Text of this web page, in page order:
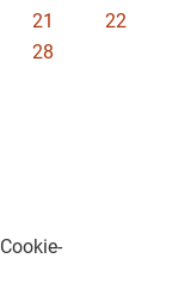
21
22
28
Cookie-